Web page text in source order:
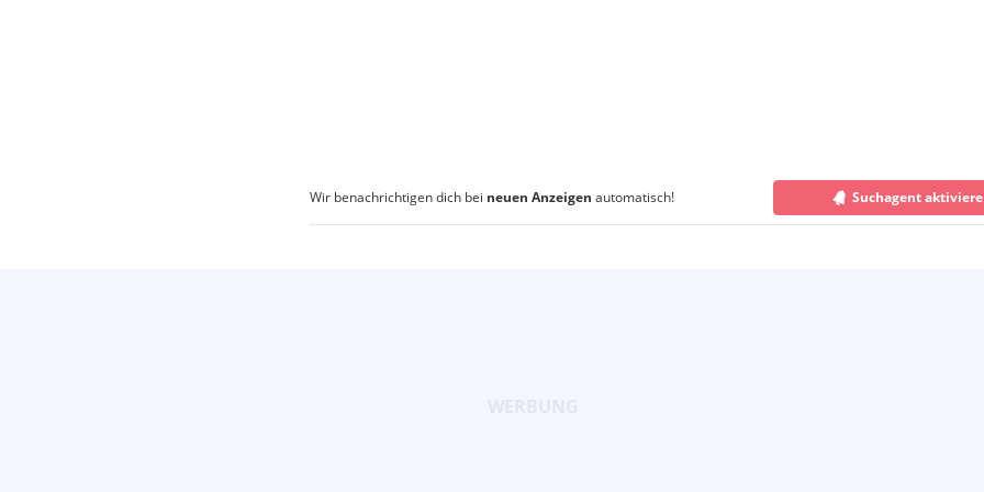
Wir benachrichtigen dich bei neuen Anzeigen automatisch! Suchagent